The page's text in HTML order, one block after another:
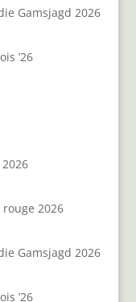
Gamsjagd 2026
’26
2026
Gamsjagd 2026
’26